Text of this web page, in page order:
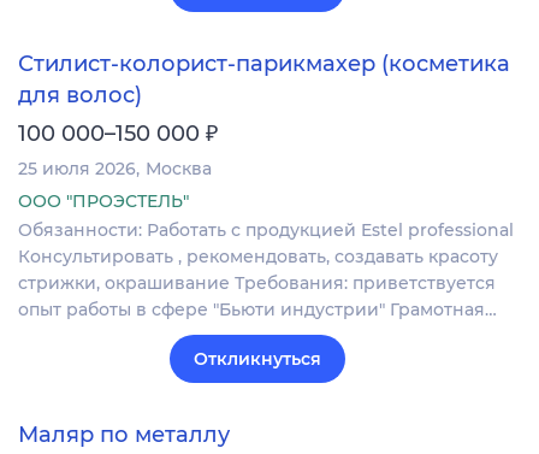
Стилист-колорист-парикмахер (косметика
для волос)
100 000–150 000 ₽
25 июля 2026 Москва
ООО "ПРОЭСТЕЛЬ"
Обязанности: Работать с продукцией Estel professional
Консультировать , рекомендовать, создавать красоту
стрижки, окрашивание Требования: приветствуется
опыт работы в сфере "Бьюти индустрии" Грамотная…
Откликнуться
Маляр по металлу